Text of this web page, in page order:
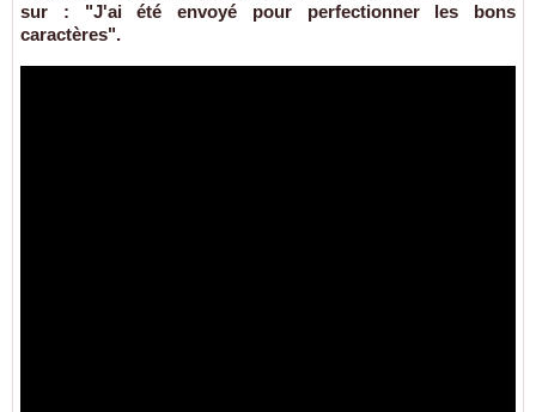
sur : "J'ai été envoyé pour perfectionner les bons
caractères".